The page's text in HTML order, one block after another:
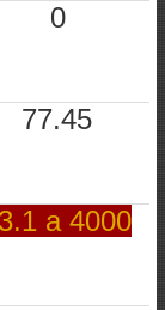
0
77.45
a 4000